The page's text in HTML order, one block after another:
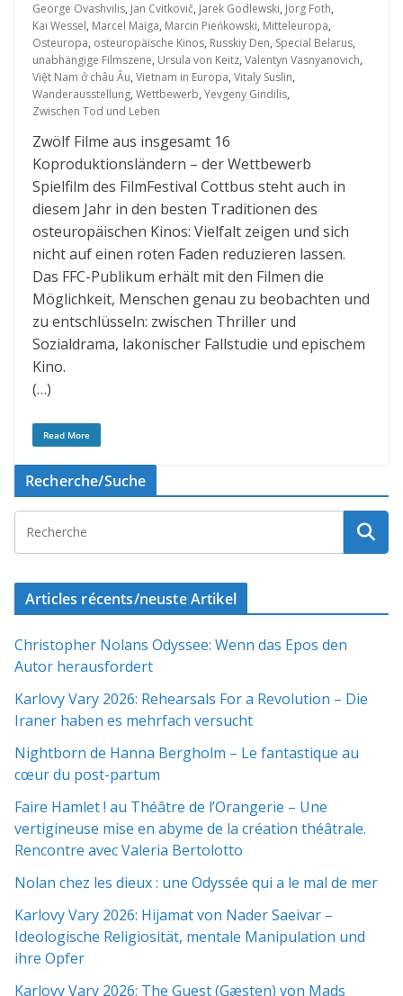
George Ovashvilis, Jan Cvitkovič, Jarek Godlewski, Jörg Foth,
Kai Wessel, Marcel Maïga, Marcin Pieńkowski, Mitteleuropa,
Osteuropa, osteuropäische Kinos, Russkiy Den, Special Belarus,
unabhängige Filmszene, Ursula von Keitz, Valentyn Vasnyanovich,
Việt Nam ở châu Âu, Vietnam in Europa, Vitaly Suslin,
Wanderausstellung, Wettbewerb, Yevgeny Gindilis,
Zwischen Tod und Leben
Zwölf Filme aus insgesamt 16
Koproduktionsländern – der Wettbewerb
Spielfilm des FilmFestival Cottbus steht auch in
diesem Jahr in den besten Traditionen des
osteuropäischen Kinos: Vielfalt zeigen und sich
nicht auf einen roten Faden reduzieren lassen.
Das FFC-Publikum erhält mit den Filmen die
Möglichkeit, Menschen genau zu beobachten und
zu entschlüsseln: zwischen Thriller und
Sozialdrama, lakonischer Fallstudie und epischem
Kino.
(…)
Read More
Recherche/Suche
Articles récents/neuste Artikel
Christopher Nolans Odyssee: Wenn das Epos den
Autor herausfordert
Karlovy Vary 2026: Rehearsals For a Revolution – Die
Iraner haben es mehrfach versucht
Nightborn de Hanna Bergholm – Le fantastique au
cœur du post-partum
Faire Hamlet ! au Théâtre de l’Orangerie – Une
vertigineuse mise en abyme de la création théâtrale.
Rencontre avec Valeria Bertolotto
Nolan chez les dieux : une Odyssée qui a le mal de mer
Karlovy Vary 2026: Hijamat von Nader Saeivar​​ –
Ideologische Religiosität, mentale Manipulation und
ihre Opfer
Karlovy Vary 2026: The Guest (Gæsten) von Mads